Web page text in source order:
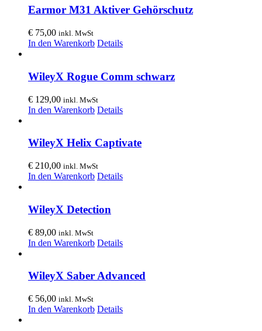
Earmor M31 Aktiver Gehörschutz
€ 75,00 inkl. MwSt
In den Warenkorb Details
WileyX Rogue Comm schwarz
€ 129,00 inkl. MwSt
In den Warenkorb Details
WileyX Helix Captivate
€ 210,00 inkl. MwSt
In den Warenkorb Details
WileyX Detection
€ 89,00 inkl. MwSt
In den Warenkorb Details
WileyX Saber Advanced
€ 56,00 inkl. MwSt
In den Warenkorb Details